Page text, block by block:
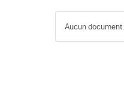
Aucun document.